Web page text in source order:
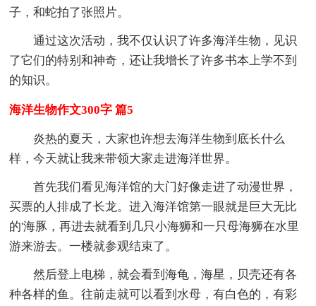
子，和蛇拍了张照片。
通过这次活动，我不仅认识了许多海洋生物，见识
了它们的特别和神奇，还让我增长了许多书本上学不到
的知识。
海洋生物作文300字 篇5
炎热的夏天，大家也许想去海洋生物到底长什么
样，今天就让我来带领大家走进海洋世界。
首先我们看见海洋馆的大门好像走进了动漫世界，
买票的人排成了长龙。进入海洋馆第一眼就是巨大无比
的'海豚，再进去就看到几只小海狮和一只母海狮在水里
游来游去。一楼就参观结束了。
然后登上电梯，就会看到海龟，海星，贝壳还有各
种各样的鱼。往前走就可以看到水母，有白色的，有彩